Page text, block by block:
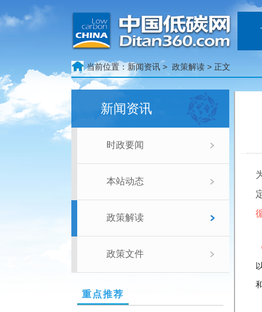
当前位置： 新闻资讯 > 政策解读 > 正文
新闻资讯
时政要闻
本站动态
政策解读
政策文件
重点推荐